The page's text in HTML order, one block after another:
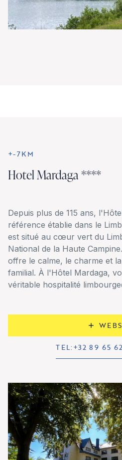
+-7KM
Hotel Mardaga ****
Depuis plus de 115 ans,
référence établie dans le
est situé au cœur vert du
National de la Haute
offre le calme, le charme et
familial. À l'Hôtel Mardaga,
véritable hospitalité
TEL:+32 89 65